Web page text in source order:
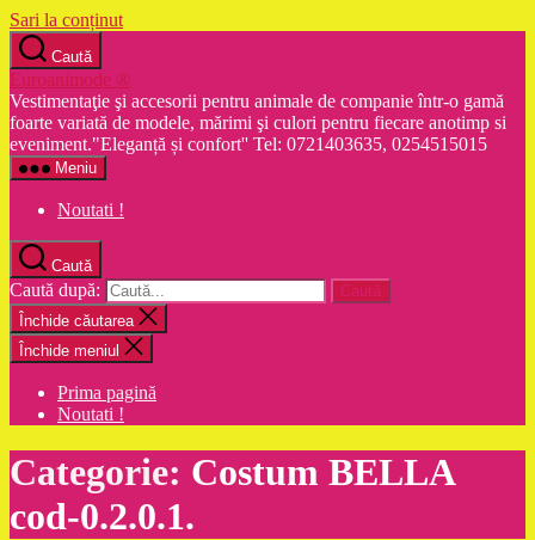
Sari la conținut
Caută
Euroanimode ®
Vestimentaţie şi accesorii pentru animale de companie într-o gamă
foarte variată de modele, mărimi şi culori pentru fiecare anotimp si
eveniment."Eleganță și confort'' Tel: 0721403635, 0254515015
Meniu
Noutati !
Caută
Caută după:
Închide căutarea
Închide meniul
Prima pagină
Noutati !
Categorie: Costum BELLA
cod-0.2.0.1.